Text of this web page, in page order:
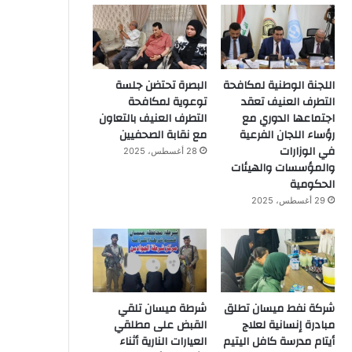
اللجنة الوطنية لمكافحة
التطرف العنيف تعقد
اجتماعها الدوري مع
رؤساء اللجان الفرعية
في الوزارات
والمؤسسات والهيئات
الحكومية
29 أغسطس، 2025
البصرة تحتضن جلسة
توعوية لمكافحة
التطرف العنيف بالتعاون
مع نقابة الصحفيين
28 أغسطس، 2025
شركة نفط ميسان تطلق
مبادرة إنسانية لعلاج
أيتام مدرسة كافل اليتيم
شرطة ميسان تلقي
القبض على مطلقي
العيارات النارية أثناء